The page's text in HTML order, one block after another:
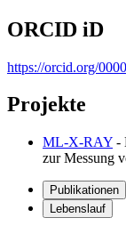
ORCID iD
https://orcid.org/
Projekte
ML-X-RAY -
zur Messung
Publikationen
Lebenslauf